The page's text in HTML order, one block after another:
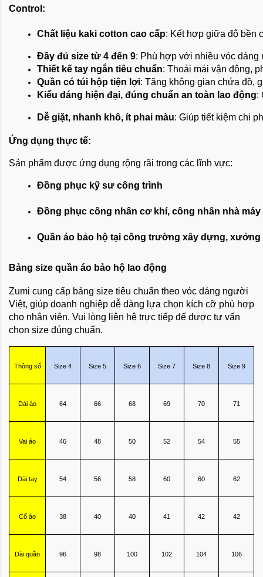
Control:
Chất liệu kaki cotton cao cấp: Kết hợp giữa độ bền
Đầy đủ size từ 4 đến 9: Phù hợp với nhiều vóc dáng
Thiết kế tay ngắn tiêu chuẩn: Thoải mái vận động,
Quần có túi hộp tiện lợi: Tăng không gian chứa đồ,
Kiểu dáng hiện đại, đúng chuẩn an toàn lao động:
Dễ giặt, nhanh khô, ít phai màu: Giúp tiết kiệm chi
Ứng dụng thực tế:
Sản phẩm được ứng dụng rộng rãi trong các lĩnh vực:
Đồng phục kỹ sư công trình
Đồng phục công nhân cơ khí, công nhân nhà máy
Quần áo bảo hộ tại công trường xây dựng, xưởng
Bảng size quần áo bảo hộ lao động
Zumi cung cấp bảng size tiêu chuẩn theo vóc dáng người
Việt, giúp doanh nghiệp dễ dàng lựa chọn kích cỡ phù hợp
cho nhân viên. Vui lòng liên hệ trực tiếp để được tư vấn
chọn size đúng chuẩn.
Thông số Size 4 Size 5 Size 6 Size 7 Size 8 Size 9
Dài áo 64 66 68 69 70 71
Vai áo 46 48 50 52 54 55
Dài tay 54 56 58 60 60 62
Cổ áo 38 40 40 41 42 42
Dài quần 96 98 100 102 104 106